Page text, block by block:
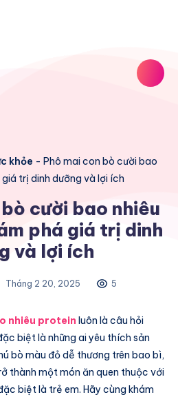
khỏe - Phô mai con bò cười bao
trị dinh dưỡng và lợi ích
cười bao nhiêu
phá giá trị dinh
và lợi ích
Tháng 2 20, 2025 5
nhiêu protein luôn là câu hỏi
biệt là những ai yêu thích sản
bò màu đỏ dễ thương trên bao bì,
thành một món ăn quen thuộc với
biệt là trẻ em. Hãy cùng khám